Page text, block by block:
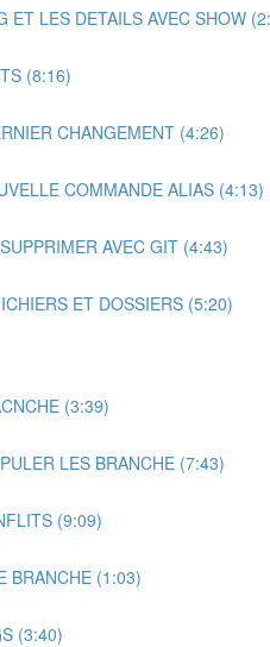
ET LES DETAILS AVEC SHOW
(8:16)
CHANGEMENT (4:26)
COMMANDE ALIAS (4:13)
AVEC GIT (4:43)
ET DOSSIERS (5:20)
(3:39)
LES BRANCHE (7:43)
(9:09)
BRANCHE (1:03)
(3:40)